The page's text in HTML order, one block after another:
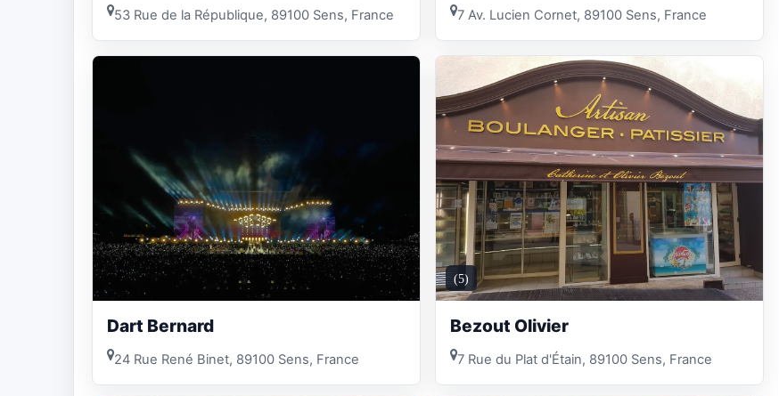
53 Rue de la République, 89100 Sens, France 7 Av. Lucien Cornet, 89100 Sens, France
Dart Bernard
24 Rue René Binet, 89100 Sens, France
(5)
Bezout Olivier
7 Rue du Plat d'Étain, 89100 Sens, France